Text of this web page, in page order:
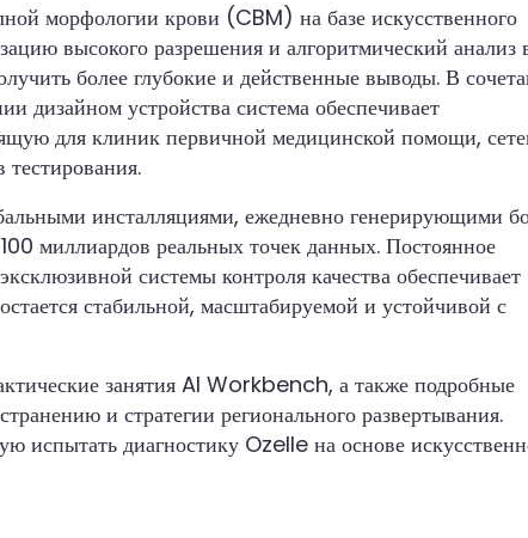
морфологии крови (CBM) на базе искусственного
высокого разрешения и алгоритмический анализ
более глубокие и действенные выводы. В
дизайном устройства система обеспечивает
для клиник первичной медицинской помощи,
инсталляциями, ежедневно генерирующими
миллиардов реальных точек данных. Постоянное
системы контроля качества обеспечивает
стабильной, масштабируемой и устойчивой с
занятия AI Workbench, а также подробные
и стратегии регионального развертывания.
испытать диагностику Ozelle на основе